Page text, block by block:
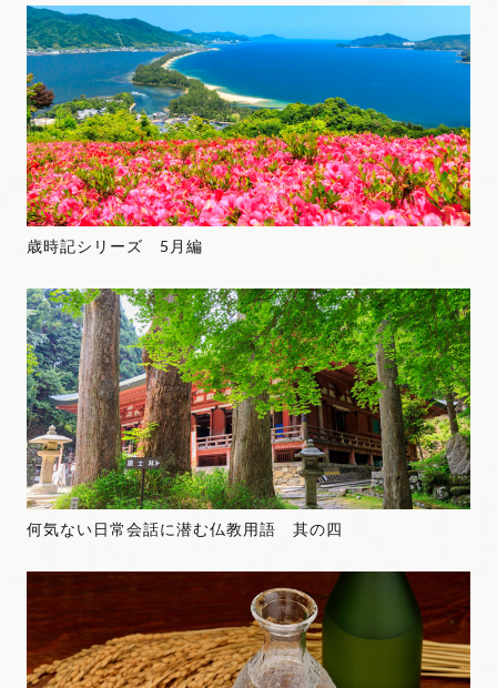
歳時記シリーズ 5月編
何気ない日常会話に潜む仏教用語 其の四